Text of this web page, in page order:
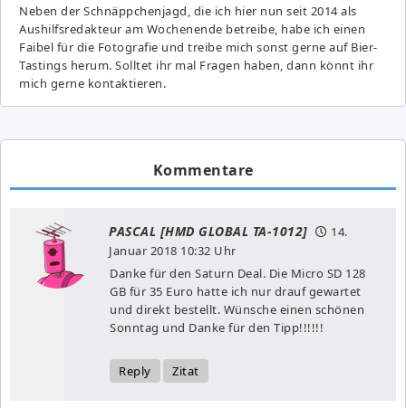
Neben der Schnäppchenjagd, die ich hier nun seit 2014 als
Aushilfsredakteur am Wochenende betreibe, habe ich einen
Faibel für die Fotografie und treibe mich sonst gerne auf Bier-
Tastings herum. Solltet ihr mal Fragen haben, dann könnt ihr
mich gerne kontaktieren.
Kommentare
PASCAL [HMD GLOBAL TA-1012]
14.
Januar 2018 10:32 Uhr
Danke für den Saturn Deal. Die Micro SD 128
GB für 35 Euro hatte ich nur drauf gewartet
und direkt bestellt. Wünsche einen schönen
Sonntag und Danke für den Tipp!!!!!!
Reply Zitat